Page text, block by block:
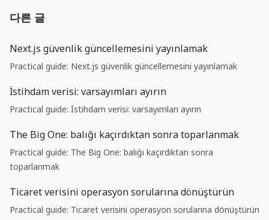
다른 글
Next.js güvenlik güncellemesini yayınlamak
Practical guide: Next.js güvenlik güncellemesini yayınlamak
İstihdam verisi: varsayımları ayırın
Practical guide: İstihdam verisi: varsayımları ayırın
The Big One: balığı kaçırdıktan sonra toparlanmak
Practical guide: The Big One: balığı kaçırdıktan sonra
toparlanmak
Ticaret verisini operasyon sorularına dönüştürün
Practical guide: Ticaret verisini operasyon sorularına dönüştürün